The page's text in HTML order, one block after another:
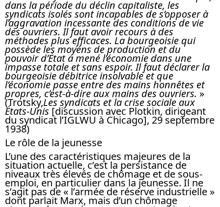
dans la période du déclin capitaliste, les
syndicats isolés sont incapables de s’opposer à
l’aggravation incessante des conditions de vie
des ouvriers. Il faut avoir recours à des
méthodes plus efficaces. La bourgeoisie qui
possède les moyens de production et du
pouvoir d’État a mené l’économie dans une
impasse totale et sans espoir. Il faut déclarer la
bourgeoisie débitrice insolvable et que
l’économie passe entre des mains honnêtes et
propres, c’est-à-dire aux mains des ouvriers. »
(Trotsky,Les syndicats et la crise sociale aux
États-Unis [discussion avec Plotkin, dirigeant
du syndicat l’IGLWU à Chicago], 29 septembre
1938)
Le rôle de la jeunesse
L’une des caractéristiques majeures de la
situation actuelle, c’est la persistance de
niveaux très élevés de chômage et de sous-
emploi, en particulier dans la jeunesse. Il ne
s’agit pas de « l’armée de réserve industrielle »
dont parlait Marx, mais d’un chômage